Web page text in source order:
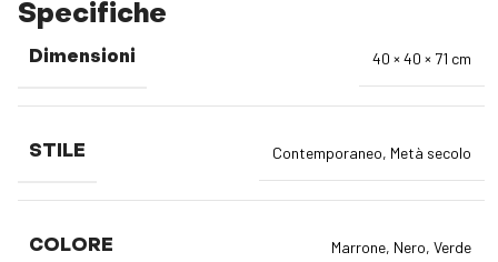
Specifiche
Dimensioni 40 × 40 × 71 cm
STILE Contemporaneo, Metà secolo
COLORE Marrone, Nero,Verde